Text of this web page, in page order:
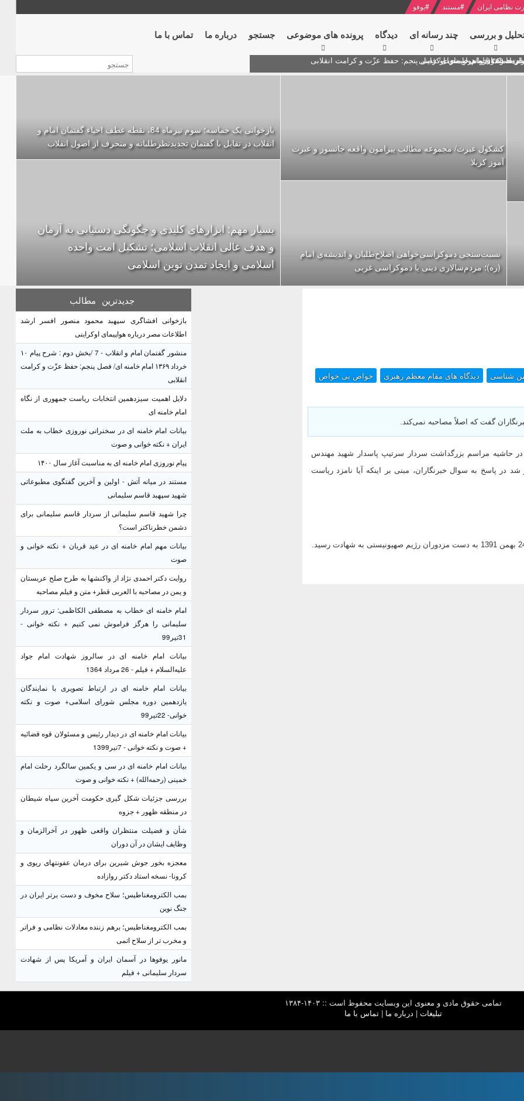
نظامی ایران #مستند #یوفو
و بررسی چند رسانه ای دیدگاه‌ پرونده های موضوعی جستجو درباره ما تماس با ما
درباره هواپیمای اوکراینی
خامنه ای
+ نکته خوانی و صوت
کشکول عبرت/ مجموعه مطالب پیرامون واقعه جانسوز و عبرت
آموز کربلا
نسبت‌سنجی دموکراسی‌خواهی اصلاح‌طلبان و اندیشه‌ی امام
(ره)؛ مردم‌سالاری دینی یا دموکراسی غربی
بازخوانی یک حماسه؛ سوم تیرماه 84، نقطه عطف احیاء گفتمان امام و
انقلاب در تقابل با گفتمان تجدیدنظرطلبانه و منحرف از اصول انقلاب
بسیار مهم: ابزارهای کلیدی و چگونگی دستیابی به آرمان
و هدف عالی انقلاب اسلامی؛ تشکیل امت واحده‌
اسلامی و ایجاد تمدن نوین اسلامی
شناسی دیدگاه های مقام معظم رهبری
خواص بی خواص
گفت که اصلاً مصاحبه نمی‌کند.
در حاشیه مراسم بزرگداشت سردار سرتیپ پاسدار شهید مهندس
در پاسخ به سوال خبرنگاران، مبنی بر اینکه آیا نامزد ریاست
جدیدترین مطالب
بازخوانی افشاگری سپهبد محمود منصور افسر ارشد
اطلاعات مصر درباره هواپیمای اوکراینی
منشور گفتمان امام و انقلاب - 7 /بخش دوم : شرح پیام ۱۰
خرداد ۱۳۶۹ امام خامنه ای/ فصل پنجم: حفظ عزّت و کرامت
انقلابی
دلایل اهمیت سیزدهمین انتخابات ریاست جمهوری از نگاه
امام خامنه ای
بیانات امام خامنه ای در سخنرانی نوروزی خطاب به ملت
ایران + نکته خوانی و صوت
پیام نوروزی امام خامنه ای به مناسبت آغاز سال ۱۴۰۰
مستند در میانه آتش - اولین و آخرین گفتگوی مطبوعاتی
شهید سپهبد قاسم سلیمانی
چرا شهید قاسم سلیمانی از سردار قاسم سلیمانی برای
دشمن خطرناکتر است؟
بیانات مهم امام خامنه ای در عید قربان + نکته خوانی و
صوت
روایت دکتر احمدی نژاد از واکنشها به طرح صلح عربستان
و یمن در مصاحبه با العربی قطر+ متن و فیلم مصاحبه
امام خامنه ای خطاب به مصطفی الکاظمی: ترور سردار
سلیمانی را هرگز فراموش نمی کنیم + نکته خوانی -
31تیر99
بیانات امام خامنه ای در سالروز شهادت امام جواد
علیه‌السلام + فیلم - 26 مرداد 1364
بیانات امام خامنه ای در ارتباط تصویری با نمایندگان
یازدهمین دوره مجلس شورای اسلامی+ صوت و نکته
خوانی- 22تیر99
بیانات امام خامنه ای در دیدار رئیس و مسئولان قوه قضائیه
+ صوت و نکته خوانی - 7تیر1399
بیانات امام خامنه ای در سی و یکمین سالگرد رحلت امام
خمینی (رحمه‌الله) + نکته خوانی و صوت
بررسی جزئیات شکل گیری حکومت آخرین سپاه شیطان
در منطقه ظهور + جزوه
شأن و فضیلت منتظران واقعی ظهور در آخرالزمان و
وظایف ایشان در آن دوران
معجزه بخور جوش شیرین برای درمان عفونتهای ریوی و
کرونا- نسخه استاد دکتر روازاده
بمب الکترومغناطیس؛ سلاح مخوف و دست برتر ایران در
جنگ نوین
بمب الکترومغناطیس؛ برهم زننده معادلات نظامی و فراتر
و مخرب تر از سلاح اتمی
مانور یوفوها در آسمان ایران و آمریکا پس از شهادت
سردار سلیمانی + فیلم
تمامی حقوق مادی و معنوی این وبسایت محفوظ است :: ۱۴۰۳-۱۳۸۴
تبلیغات | درباره ما |تماس با ما